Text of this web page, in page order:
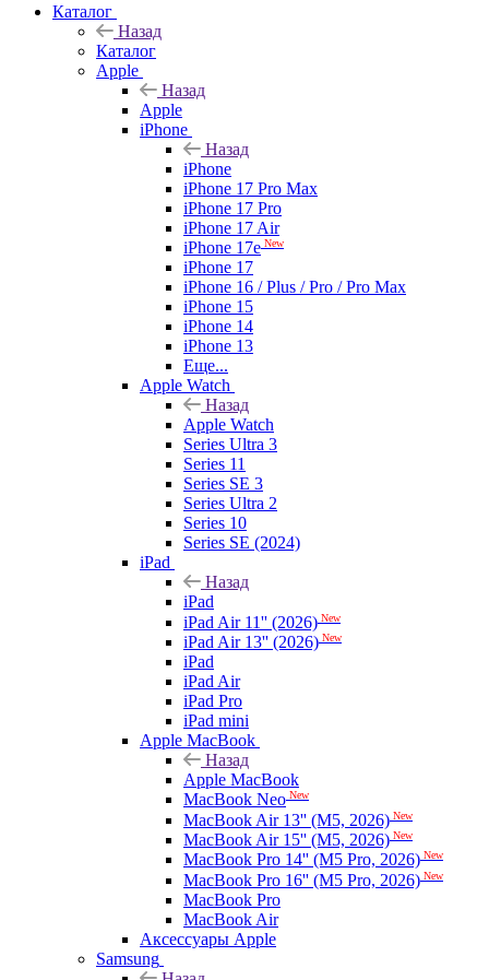
Каталог
Назад
Каталог
Apple
Назад
Apple
iPhone
Назад
iPhone
iPhone 17 Pro Max
iPhone 17 Pro
iPhone 17 Air
iPhone 17e New
iPhone 17
iPhone 16 / Plus / Pro / Pro Max
iPhone 15
iPhone 14
iPhone 13
Еще...
Apple Watch
Назад
Apple Watch
Series Ultra 3
Series 11
Series SE 3
Series Ultra 2
Series 10
Series SE (2024)
iPad
Назад
iPad
iPad Air 11'' (2026) New
iPad Air 13'' (2026) New
iPad
iPad Air
iPad Pro
iPad mini
Apple MacBook
Назад
Apple MacBook
MacBook Neo New
MacBook Air 13'' (M5, 2026) New
MacBook Air 15'' (M5, 2026) New
MacBook Pro 14'' (M5 Pro, 2026) New
MacBook Pro 16'' (M5 Pro, 2026) New
MacBook Pro
MacBook Air
Аксессуары Apple
Samsung